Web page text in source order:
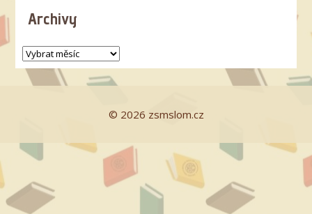
Archivy
© 2026 zsmslom.cz